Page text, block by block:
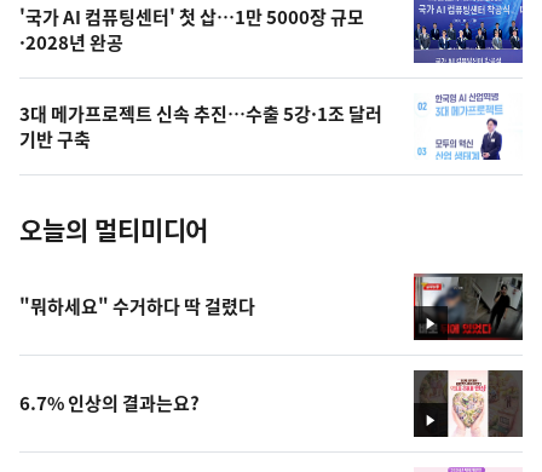
오
늘
의
사
진
'국가 AI 컴퓨팅센터' 첫 삽…1만 5000장 규모
·2028년 완공
3대 메가프로젝트 신속 추진…수출 5강·1조 달러
기반 구축
오늘의 멀티미디어
영
상
"뭐하세요" 수거하다 딱 걸렸다
영
상
6.7% 인상의 결과는요?